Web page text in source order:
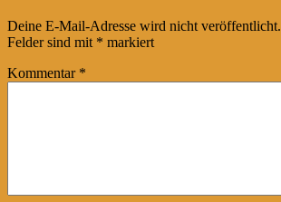
Deine E-Mail-Adresse wird nicht veröffentlicht.
Felder sind mit * markiert
Kommentar *